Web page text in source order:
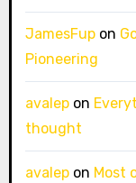
JamesFupon
Pioneering
avalepon
thought
avalepon Most